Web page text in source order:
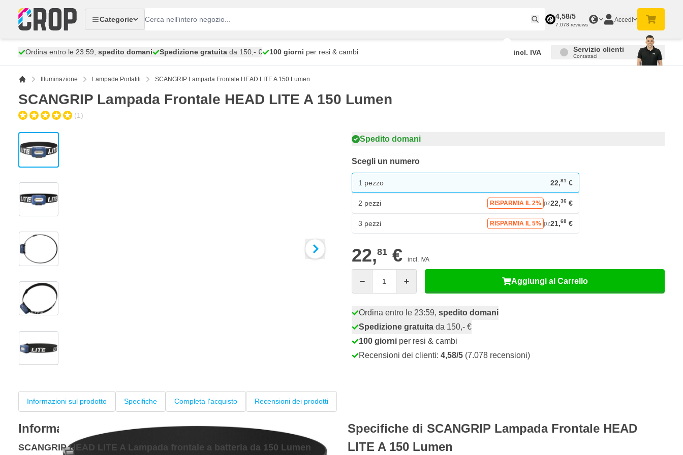
Categorie
4,58/5
7.078 reviews
€ Accedi
Ordina entro le 23:59, spedito domani Spedizione gratuita da 150,- € 100 giorni per resi & cambi incl. IVA Servizio clienti
Contattaci
Illuminazione Lampade Portatili SCANGRIP Lampada Frontale HEAD LITE A 150 Lumen
SCANGRIP Lampada Frontale HEAD LITE A 150 Lumen
(1)
View larger image
View larger image
Spedito domani
Scegli un numero
1 pezzo 22,81 €
2 pezzi RISPARMIA IL 2% pz22,36 €
3 pezzi RISPARMIA IL 5% pz21,68 €
22,81 € incl. IVA
Aggiungi al Carrello
Ordina entro le 23:59, spedito domani
Spedizione gratuita da 150,- €
100 giorni per resi & cambi
Recensioni dei clienti: 4,58/5 (7.078 recensioni)
Informazioni sul prodotto Specifiche Completa l'acquisto Recensioni dei prodotti
Informazioni sul prodotto
SCANGRIP HEAD LITE A Lampada frontale a batteria da 150 Lumen
Specifiche di SCANGRIP Lampada Frontale HEAD
LITE A 150 Lumen